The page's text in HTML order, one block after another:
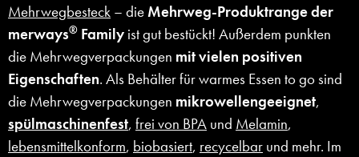
Mehrwegbesteck – dieMehrweg-Produktrange der
merways® Family ist gut bestückt! Außerdem punkten
die Mehrwegverpackungen mit vielen positiven
Eigenschaften. Als Behälter für warmes Essen to go sind
die Mehrwegverpackungen mikrowellengeeignet,
spülmaschinenfest, frei von BPA und Melamin,
lebensmittelkonform, biobasiert, recycelbar und mehr. Im